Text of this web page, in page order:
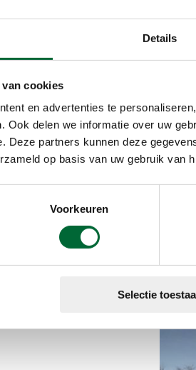
Details
cookies
en advertenties te
Ook delen we informatie over uw
Deze partners kunnen deze
op basis van uw gebruik van
Voorkeuren
Selectie